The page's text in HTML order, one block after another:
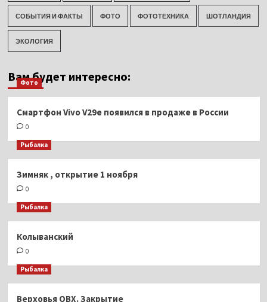
СОБЫТИЯ И ФАКТЫ ФОТО ФОТОТЕХНИКА ШОТЛАНДИЯ
ЭКОЛОГИЯ
Вам будет интересно:
Фото
Смартфон Vivo V29e появился в продаже в России
0
Рыбалка
Зимняк , открытие 1 ноября
0
Рыбалка
Колыванский
0
Рыбалка
Верховья ОВХ. Закрытие